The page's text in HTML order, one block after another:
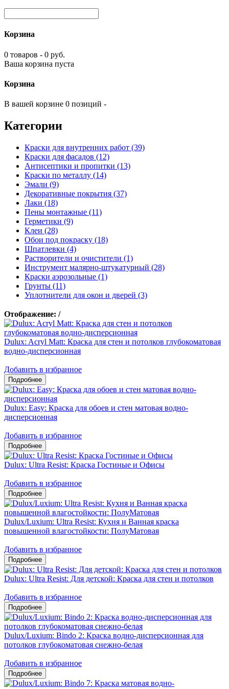
Корзина
0 товаров - 0 руб.
Ваша корзина пуста
Корзина
В вашей корзине 0 позиций -
Категории
Краски для внутренних работ (39)
Краски для фасадов (12)
Антисептики и пропитки (13)
Краски по металлу (14)
Эмали (9)
Декоративные покрытия (37)
Лаки (18)
Пены монтажные (11)
Герметики (9)
Клеи (28)
Обои под покраску (18)
Шпатлевки (4)
Растворители и очистители (1)
Инструмент малярно-штукатурный (28)
Краски аэрозольные (1)
Грунты (11)
Уплотнители для окон и дверей (3)
Отображение: /
Dulux: Acryl Matt: Краска для стен и потолков глубокоматовая
водно-дисперсионная
Добавить в избранное
Dulux: Easy: Краска для обоев и стен матовая водно-
дисперсионная
Добавить в избранное
Dulux: Ultra Resist: Краска Гостиные и Офисы
Добавить в избранное
Dulux/Luxium: Ultra Resist: Кухня и Ванная краска
повышенной влагостойкости: ПолуМатовая
Добавить в избранное
Dulux: Ultra Resist: Для детской: Краска для стен и потолков
Добавить в избранное
Dulux/Luxium: Bindo 2: Краска водно-дисперсионная для
потолков глубокоматовая снежно-белая
Добавить в избранное